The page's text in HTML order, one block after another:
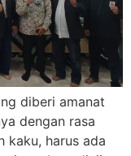
diberi amanat
dengan rasa
kaku, harus ada